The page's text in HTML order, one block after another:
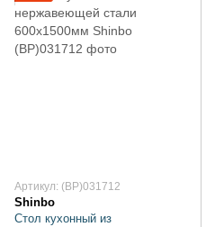
Артикул: (BP)031712
Shinbo
Стол кухонный из